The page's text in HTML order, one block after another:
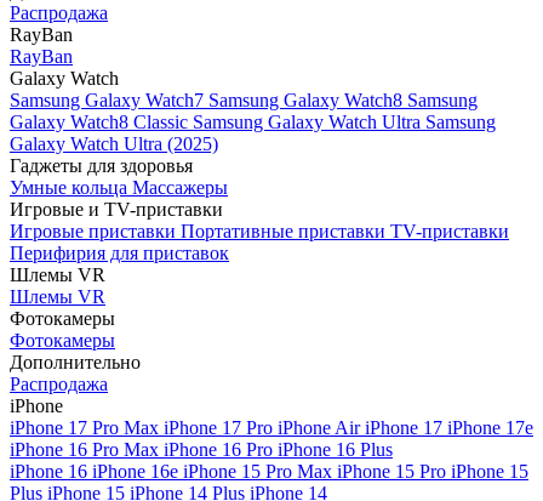
Распродажа
RayBan
RayBan
Galaxy Watch
Samsung Galaxy Watch7 Samsung Galaxy Watch8 Samsung
Galaxy Watch8 Classic Samsung Galaxy Watch Ultra Samsung
Galaxy Watch Ultra (2025)
Гаджеты для здоровья
Умные кольца Массажеры
Игровые и TV-приставки
Игровые приставки Портативные приставки TV-приставки
Перифирия для приставок
Шлемы VR
Шлемы VR
Фотокамеры
Фотокамеры
Дополнительно
Распродажа
iPhone
iPhone 17 Pro Max iPhone 17 Pro iPhone AiriPhone 17 iPhone 17e
iPhone 16 Pro Max iPhone 16 Pro iPhone 16 Plus
iPhone 16 iPhone 16e iPhone 15 Pro Max iPhone 15 Pro iPhone 15
Plus iPhone 15 iPhone 14 Plus iPhone 14